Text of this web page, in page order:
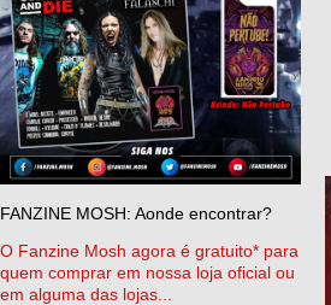
FANZINE MOSH: Aonde encontrar?
O Fanzine Mosh agora é gratuito* para
quem comprar em nossa loja oficial ou
em alguma das lojas...